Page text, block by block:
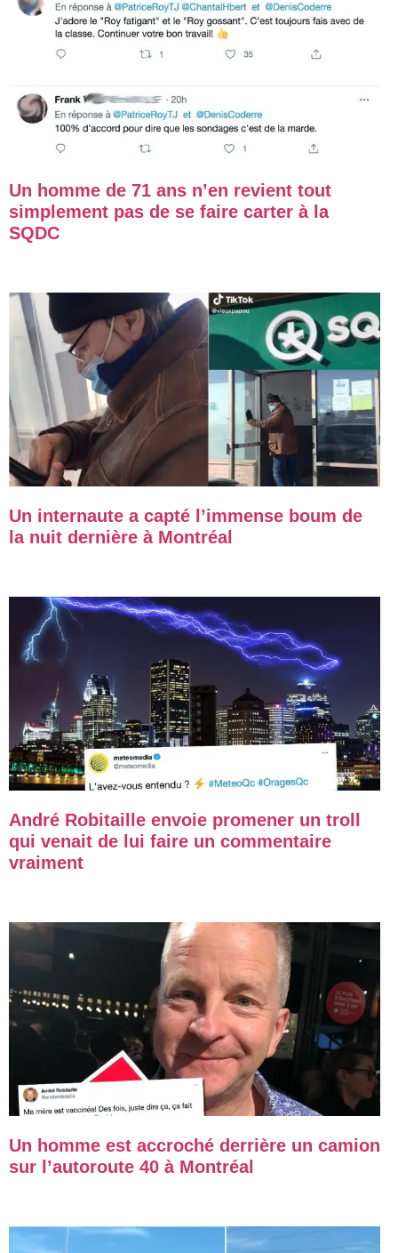
Un homme de 71 ans n’en revient tout
simplement pas de se faire carter à la
SQDC
Un internaute a capté l’immense boum de
la nuit dernière à Montréal
André Robitaille envoie promener un troll
qui venait de lui faire un commentaire
vraiment
Un homme est accroché derrière un camion
sur l’autoroute 40 à Montréal